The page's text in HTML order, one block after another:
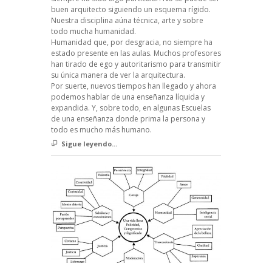
buen arquitecto siguiendo un esquema rígido.
Nuestra disciplina aúna técnica, arte y sobre
todo mucha humanidad.
Humanidad que, por desgracia, no siempre ha
estado presente en las aulas. Muchos profesores
han tirado de ego y autoritarismo para transmitir
su única manera de ver la arquitectura.
Por suerte, nuevos tiempos han llegado y ahora
podemos hablar de una enseñanza líquida y
expandida. Y, sobre todo, en algunas Escuelas
de una enseñanza donde prima la persona y
todo es mucho más humano.
Sigue leyendo...